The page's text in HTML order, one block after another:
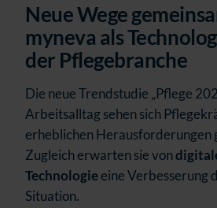
Neue Wege
myneva als
der Pflegebranche
Die neue Trendstudie „Pflege
Arbeitsalltag sehen sich
erheblichen Herausforderungen
Zugleich erwarten sie von
Technologieeine Verbesserung
Situation.